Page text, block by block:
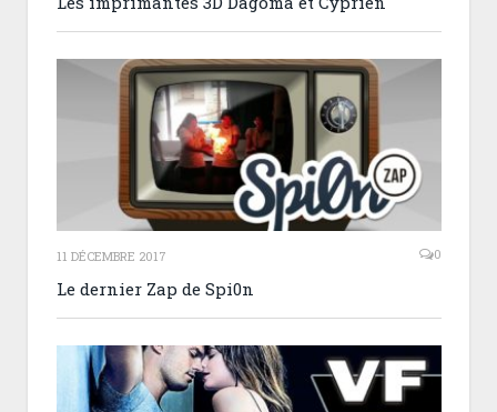
11 DÉCEMBRE 2017 0
Le dernier Zap de Spi0n